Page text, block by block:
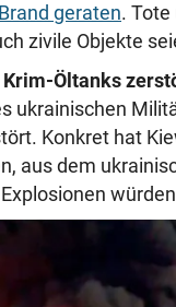
geraten.
zivile Objekte
Öltanks
ukrainischen
Konkret hat
aus dem